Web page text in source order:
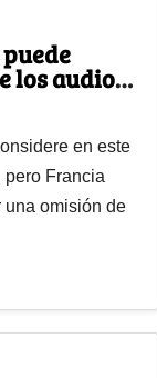
los audios
en este
Francia
una omisión de